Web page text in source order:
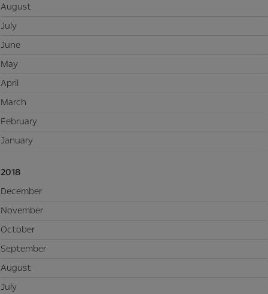
August
July
June
May
April
March
February
January
2018
December
November
October
September
August
July